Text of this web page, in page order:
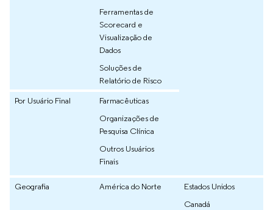
Ferramentas de
Scorecard e
Visualização de
Dados
Soluções de
Relatório de Risco
Por Usuário Final
Farmacêuticas
Organizações de
Pesquisa Clínica
Outros Usuários
Finais
Geografia América do Norte
Estados Unidos
Canadá